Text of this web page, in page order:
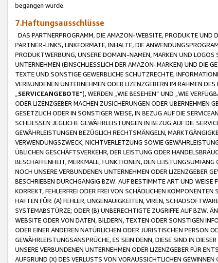
begangen wurde.
7.Haftungsausschlüsse
DAS PARTNERPROGRAMM, DIE AMAZON-WEBSITE, PRODUKTE UND
PARTNER-LINKS, LINKFORMATE, INHALTE, DIE
PRODUKTWERBUNG, UNSERE DOMAIN-NAMEN, MARKEN UND
UNTERNEHMEN (EINSCHLIESSLICH DER AMAZON-MARKEN) UND DIE
TEXTE UND SONSTIGE GEWERBLICHE SCHUTZRECHTE,
VERBUNDENEN UNTERNEHMEN ODER LIZENZGEBERN IM RAHMEN
SERVICEANGEBOTE“), WERDEN „WIE BESEHEN“ UND „WIE
ODER LIZENZGEBER MACHEN ZUSICHERUNGEN ODER ÜBERNEHMEN
GESETZLICH ODER IN SONSTIGER WEISE, IN BEZUG AUF DIE
SCHLIESSEN JEGLICHE GEWÄHRLEISTUNGEN IN BEZUG AUF DIE
GEWÄHRLEISTUNGEN BEZÜGLICH RECHTSMÄNGELN,
VERWENDUNGSZWECK, NICHTVERLETZUNG SOWIE
ÜBLICHEN GESCHÄFTSVERKEHR, DER LEISTUNG ODER
BESCHAFFENHEIT, MERKMALE, FUNKTIONEN, DEN
NOCH UNSERE VERBUNDENEN UNTERNEHMEN ODER LIZENZGEBER
BESCHRIEBEN DURCHGÄNGIG BZW. AUF BESTIMMTE ART UND
KORREKT, FEHLERFREI ODER FREI VON SCHÄDLICHEN
HAFTEN FÜR: (A) FEHLER, UNGENAUIGKEITEN, VIREN,
SYSTEMABSTÜRZE; ODER (B) UNBERECHTIGTE ZUGRIFFE AUF BZW.
WEBSITE ODER VON DATEN, BILDERN, TEXTEN ODER SONSTIGEN
ODER EINER ANDEREN NATÜRLICHEN ODER JURISTISCHEN PERSON
GEWÄHRLEISTUNGSANSPRÜCHE, ES SEIN DENN, DIESE SIND IN
UNSERE VERBUNDENEN UNTERNEHMEN ODER LIZENZGEBER FÜR
AUFGRUND (X) DES VERLUSTS VON VORAUSSICHTLICHEN